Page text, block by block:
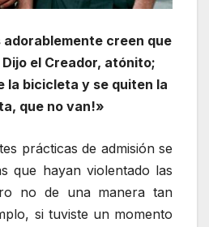
adorablemente creen que
Dijo el Creador, atónito;
la bicicleta y se quiten la
que no van!»
prácticas de admisión se
que hayan violentado las
no de una manera tan
si tuviste un momento